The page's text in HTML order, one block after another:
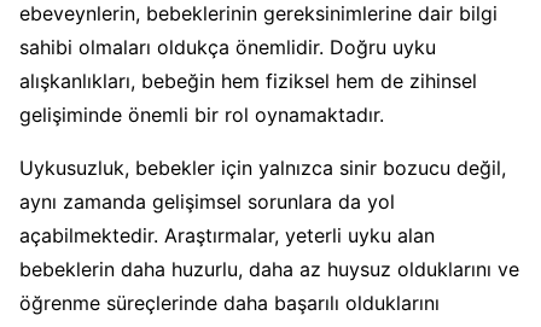
ebeveynlerin, bebeklerinin gereksinimlerine dair bilgi
sahibi olmaları oldukça önemlidir. Doğru uyku
alışkanlıkları, bebeğin hem fiziksel hem de zihinsel
gelişiminde önemli bir rol oynamaktadır.
Uykusuzluk, bebekler için yalnızca sinir bozucu değil,
aynı zamanda gelişimsel sorunlara da yol
açabilmektedir. Araştırmalar, yeterli uyku alan
bebeklerin daha huzurlu, daha az huysuz olduklarını ve
öğrenme süreçlerinde daha başarılı olduklarını